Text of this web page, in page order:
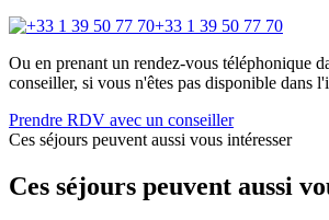
+33 1 39 50 77 70
Ou en prenant un rendez-vous téléphonique
conseiller, si vous n'êtes pas disponible dans
Prendre RDV avec un conseiller
Ces séjours peuvent aussi vous intéresser
Ces séjours peuvent aussi